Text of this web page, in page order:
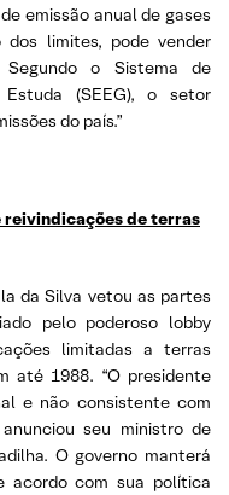
emissão anual de gases
limites, pode vender
o Sistema de
(SEEG), o setor
do país.”
de terras
da Silva vetou as partes
pelo poderoso lobby
limitadas a terras
até 1988. “O presidente
e não consistente com
seu ministro de
O governo manterá
acordo com sua política